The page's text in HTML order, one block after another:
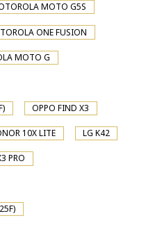
MOTO G5S
ONE FUSION
MOTO G
OPPO FIND X3
10X LITE LG K42
PRO